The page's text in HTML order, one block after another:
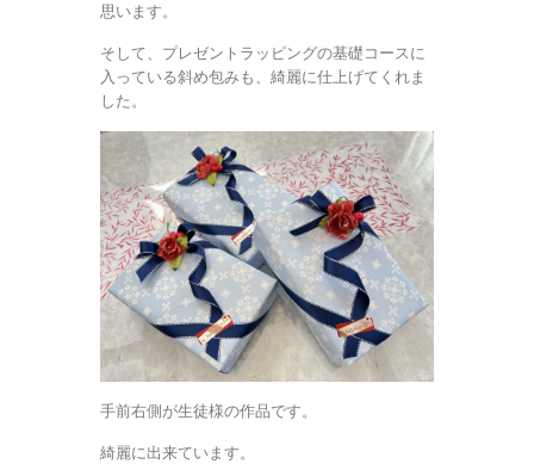
思います。
そして、プレゼントラッピングの基礎コースに
入っている斜め包みも、綺麗に仕上げてくれま
した。
手前右側が生徒様の作品です。
綺麗に出来ています。